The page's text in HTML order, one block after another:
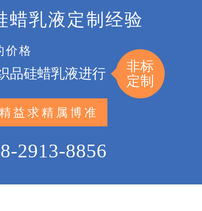
蜡乳液定制经验
价格
品硅蜡乳液进行
非标
定制
益求精属博准
2913-8856